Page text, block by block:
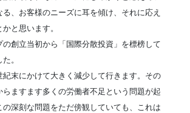
る、お客様のニーズに耳を傾け、それに応え
と思います。
の創立当初から「国際分散投資」を標榜して
。
紀末にかけて大きく減少して行きます。その
らますます多くの労働者不足という問題が起
の深刻な問題をただ傍観していても、これは